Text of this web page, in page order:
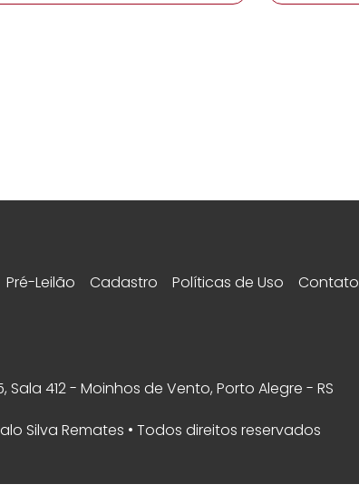
Pré-Leilão Cadastro Políticas de Uso Contato
Sala 412 - Moinhos de Vento, Porto Alegre - RS
Silva Remates • Todos direitos reservados